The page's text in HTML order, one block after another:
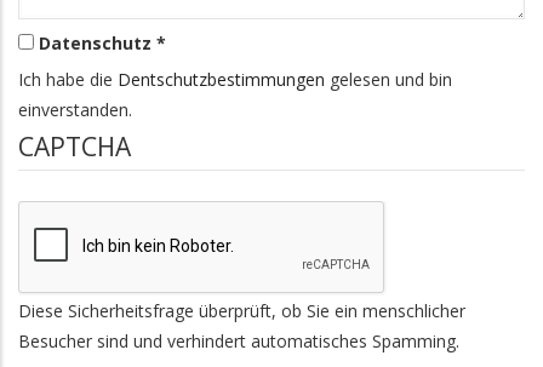
Datenschutz *
Ich habe die Dentschutzbestimmungen gelesen und bin
einverstanden.
CAPTCHA
Diese Sicherheitsfrage überprüft, ob Sie ein menschlicher
Besucher sind und verhindert automatisches Spamming.